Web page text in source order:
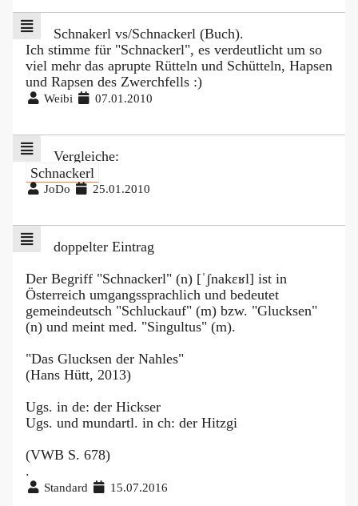
Schnakerl vs/Schnackerl (Buch).
Ich stimme für "Schnackerl", es verdeutlicht um so
viel mehr das aprupte Rütteln und Schütteln, Hapsen
und Rapsen des Zwerchfells :)
Weibi 07.01.2010
Vergleiche:
Schnackerl
JoDo 25.01.2010
doppelter Eintrag
Der Begriff "Schnackerl" (n) [ˈʃnakɛʁl] ist in
Österreich umgangssprachlich und bedeutet
gemeindeutsch "Schluckauf" (m) bzw. "Glucksen"
(n) und meint med. "Singultus" (m).
"Das Glucksen der Nahles"
(Hans Hütt, 2013)
Ugs. in de: der Hickser
Ugs. und mundartl. in ch: der Hitzgi
(VWB S. 678)
.
Standard 15.07.2016